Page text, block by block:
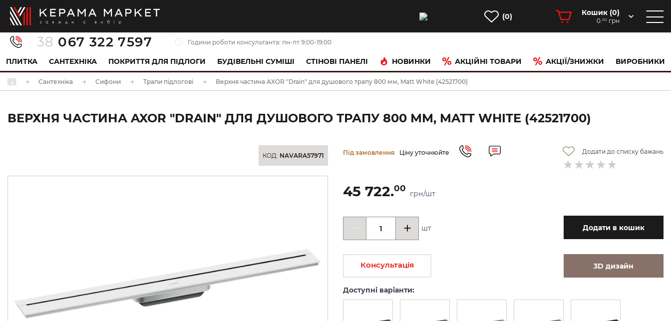
(0) Кошик (0)
0.00 грн
38 067 322 7597 Години роботи консультанта: пн-пт 9:00-19:00
ПЛИТКА САНТЕХНІКА ПОКРИТТЯ ДЛЯ ПІДЛОГИ БУДІВЕЛЬНІ СУМІШІ CТІНОВІ ПАНЕЛІ НОВИНКИ АКЦІЙНІ ТОВАРИ АКЦІЇ/ЗНИЖКИ ВИРОБНИКИ
Сантехніка Сифони Трапи підлогові Верхня частина AXOR "Drain" для душового трапу 800 мм, Matt White (42521700)
ВЕРХНЯ ЧАСТИНА AXOR "DRAIN" ДЛЯ ДУШОВОГО ТРАПУ 800 ММ, MATT WHITE (42521700)
КОД: NAVARA57971 Під замовлення Ціну уточнюйте Додати до списку бажань
45 722.00
грн/шт
шт Додати в кошик
Консультація 3D дизайн
Доступні варіанти: